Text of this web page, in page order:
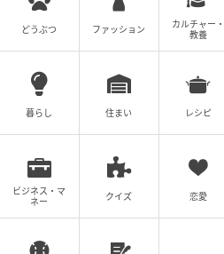
どうぶつ ファッション
カルチャー・
教養
暮らし 住まい レシピ
ビジネス・マ
ネー
クイズ 恋愛